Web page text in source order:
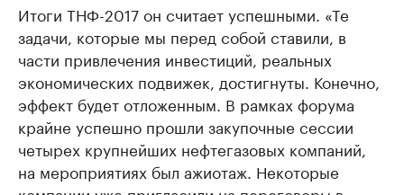
Итоги ТНФ-2017 он считает успешными. «Те
задачи, которые мы перед собой ставили, в
части привлечения инвестиций, реальных
экономических подвижек, достигнуты. Конечно,
эффект будет отложенным. В рамках форума
крайне успешно прошли закупочные сессии
четырех крупнейших нефтегазовых компаний,
на мероприятиях был ажиотаж. Некоторые